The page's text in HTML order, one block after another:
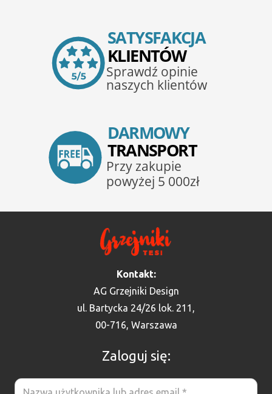
Kontakt:
AG Grzejniki Design
ul. Bartycka 24/26 lok. 211,
00-716, Warszawa
Zaloguj się: